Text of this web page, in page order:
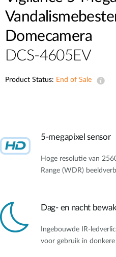
Domecamera
DCS-4605EV
Product Status: End of Sale
5-megapixel sensor
Hoge resolutie van
Range (WDR)
Dag- en nacht
Ingebouwde IR-
voor gebruik in donkere